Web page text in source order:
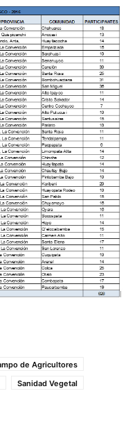
de Agricultores
Sanidad Vegetal